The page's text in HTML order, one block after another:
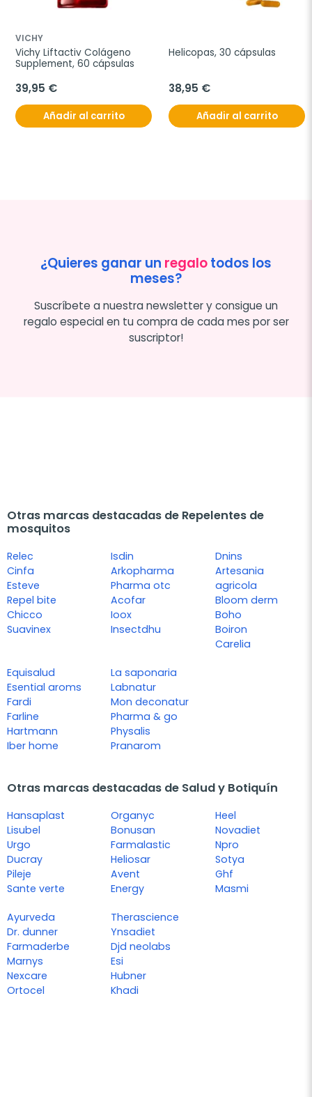
VICHY
Vichy Liftactiv Colágeno
Supplement, 60 cápsulas
39,95 €
Añadir al carrito
Helicopas, 30 cápsulas
38,95 €
Añadir al carrito
¿Quieres ganar un regalotodos los
meses?
Suscríbete a nuestra newsletter y consigue un
regalo especial en tu compra de cada mes por ser
suscriptor!
Otras marcas destacadas de Repelentes de
mosquitos
Relec
Cinfa
Esteve
Repel bite
Chicco
Suavinex
Isdin
Arkopharma
Pharma otc
Acofar
Ioox
Insectdhu
Dnins
Artesania
agricola
Bloom derm
Boho
Boiron
Carelia
Equisalud
Esential aroms
Fardi
Farline
Hartmann
Iber home
La saponaria
Labnatur
Mon deconatur
Pharma & go
Physalis
Pranarom
Otras marcas destacadas de Salud y Botiquín
Hansaplast
Lisubel
Urgo
Ducray
Pileje
Sante verte
Organyc
Bonusan
Farmalastic
Heliosar
Avent
Energy
Heel
Novadiet
Npro
Sotya
Ghf
Masmi
Ayurveda
Dr. dunner
Farmaderbe
Marnys
Nexcare
Ortocel
Therascience
Ynsadiet
Djd neolabs
Esi
Hubner
Khadi